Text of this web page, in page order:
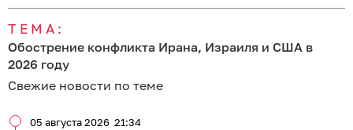
ТЕМА:
Обострение конфликта Ирана, Израиля и США в
2026 году
Свежие новости по теме
05 августа 2026 21:34